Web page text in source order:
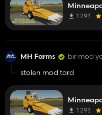
1 293
MH Farms bir mod
stolen mod tard
1 293